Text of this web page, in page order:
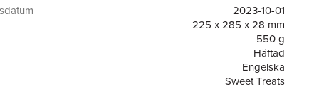
2023-10-01
225 x 285 x 28 mm
550 g
Häftad
Engelska
Sweet Treats